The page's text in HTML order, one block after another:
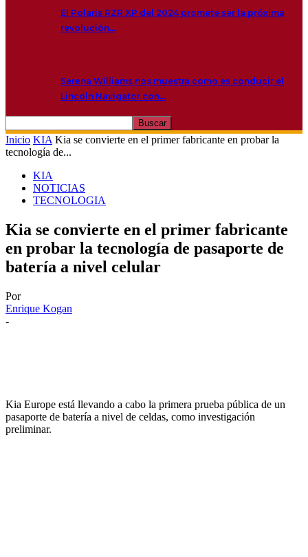
El Polaris RZR XP del 2024 promete ser la próxima
revolución…
Serena Williams nos muestra como es conducir el
Lincoln Navigator con…
Inicio KIA Kia se convierte en el primer fabricante en probar la
tecnología de...
KIA
NOTICIAS
TECNOLOGIA
Kia se convierte en el primer fabricante
en probar la tecnología de pasaporte de
batería a nivel celular
Por
Enrique Kogan
-
Kia Europe está llevando a cabo la primera prueba pública de un
pasaporte de batería a nivel de celdas, como investigación
preliminar.